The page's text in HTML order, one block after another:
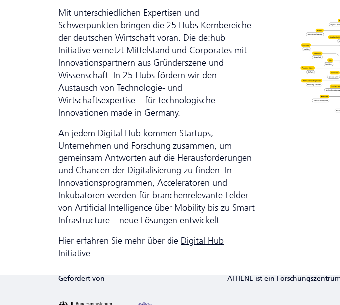
Mit unterschiedlichen Expertisen und
Schwerpunkten bringen die 25 Hubs Kernbereiche
der deutschen Wirtschaft voran. Die de:hub
Initiative vernetzt Mittelstand und Corporates mit
Innovationspartnern aus Gründerszene und
Wissenschaft. In 25 Hubs fördern wir den
Austausch von Technologie- und
Wirtschaftsexpertise – für technologische
Innovationen made in Germany.
An jedem Digital Hub kommen Startups,
Unternehmen und Forschung zusammen, um
gemeinsam Antworten auf die Herausforderungen
und Chancen der Digitalisierung zu finden. In
Innovationsprogrammen, Acceleratoren und
Inkubatoren werden für branchenrelevante Felder –
von Artificial Intelligence über Mobility bis zu Smart
Infrastructure – neue Lösungen entwickelt.
Hier erfahren Sie mehr über die Digital Hub
Initiative.
Gefördert von ATHENE ist ein